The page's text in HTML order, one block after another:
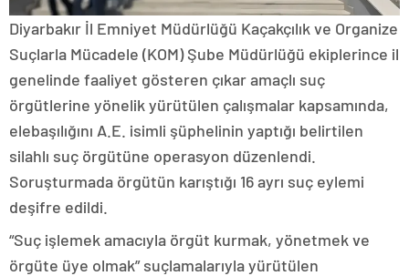
Diyarbakır İl Emniyet Müdürlüğü Kaçakçılık ve Organize
Suçlarla Mücadele (KOM) Şube Müdürlüğü ekiplerince il
genelinde faaliyet gösteren çıkar amaçlı suç
örgütlerine yönelik yürütülen çalışmalar kapsamında,
elebaşılığını A.E. isimli şüphelinin yaptığı belirtilen
silahlı suç örgütüne operasyon düzenlendi.
Soruşturmada örgütün karıştığı 16 ayrı suç eylemi
deşifre edildi.
“Suç işlemek amacıyla örgüt kurmak, yönetmek ve
örgüte üye olmak” suçlamalarıyla yürütülen